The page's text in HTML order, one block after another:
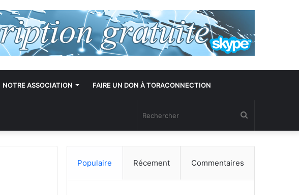
NOTRE ASSOCIATION FAIRE UN DON À TORACONNECTION
Populaire Récement Commentaires